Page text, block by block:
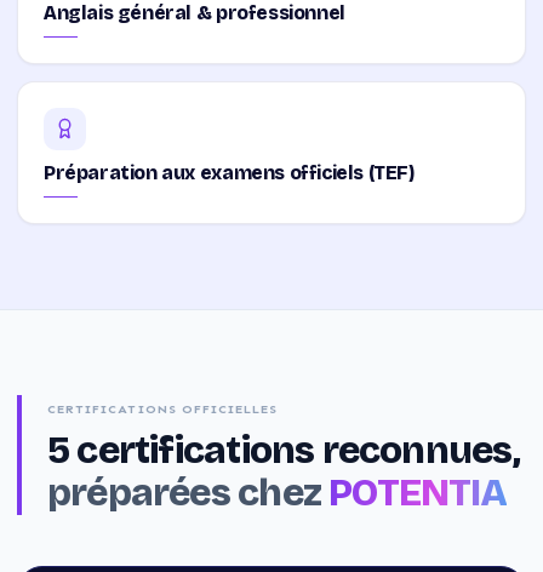
Anglais général & professionnel
Préparation aux examens officiels (TEF)
CERTIFICATIONS OFFICIELLES
5certifications reconnues,
préparées chez POTENTIA